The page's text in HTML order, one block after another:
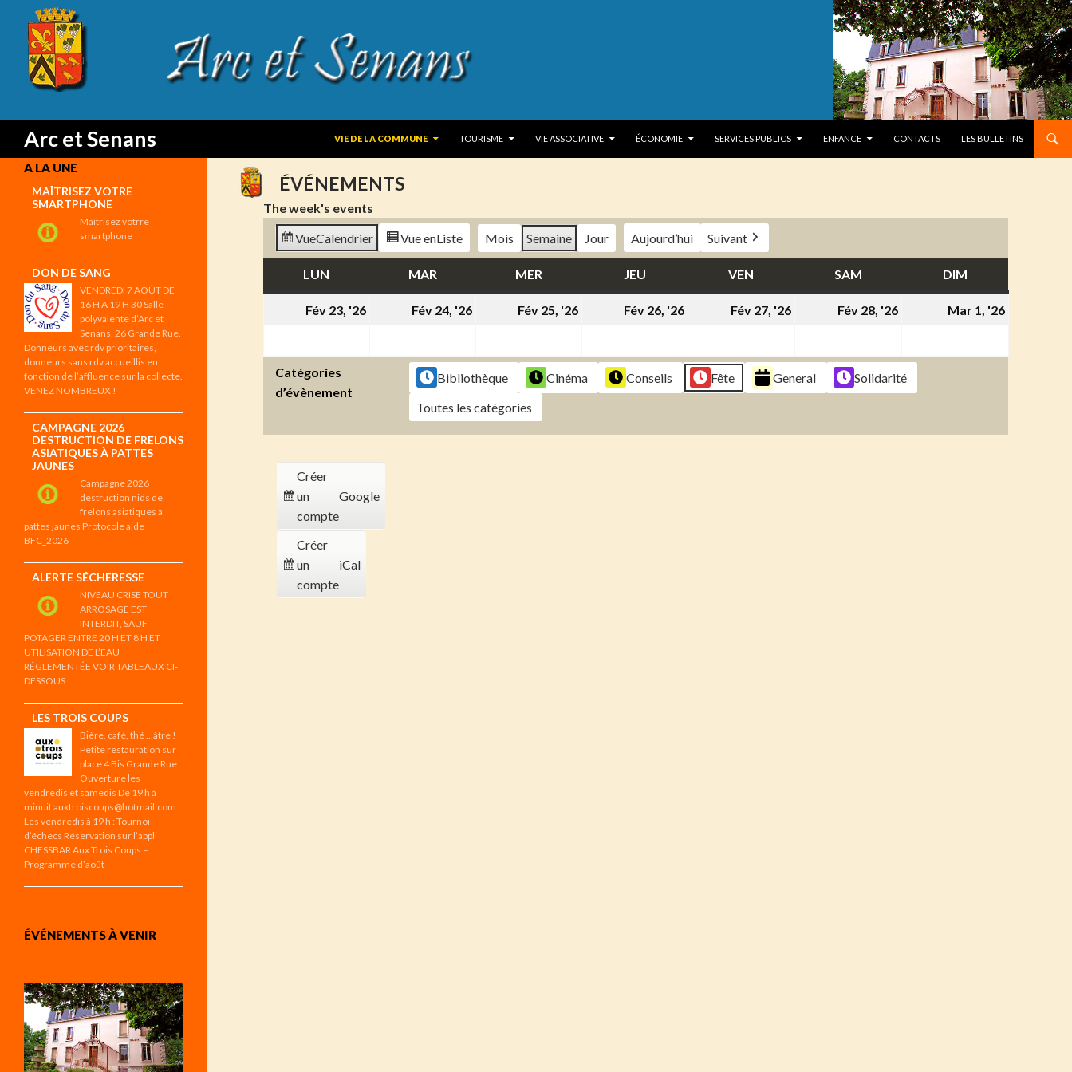
Arc et Senans
Search
VIE DE LA COMMUNE
TOURISME VIE ASSOCIATIVE ÉCONOMIE SERVICES PUBLICS ENFANCE CONTACTS LES BULLETINS
ÉVÉNEMENTS
The week's events
VueCalendrier Vue enListe Mois Semaine Jour Aujourd’hui Suivant
LUN MARMARDI MERMERCREDI JEU VEN SAM DIM
Fév 23, '26
2026
Fév 24, '26
2026
Fév 25, '26
2026
Fév 26, '26
2026
Fév 27, '26
2026
Fév 28, '26
2026
Mar 1, '26
2026
Catégories
d’évènement
Bibliothèque Cinéma Conseils Fête General
Solidarité
Toutes les catégories
Créer
un
compte
Google
Créer
un
compte
iCal
A LA UNE
MAÎTRISEZ VOTRE
SMARTPHONE
Maîtrisez votrre
smartphone
DON DE SANG
VENDREDI 7 AOÛT DE
16 H A 19 H 30 Salle
polyvalente d’Arc et
Senans, 26 Grande Rue.
Donneurs avec rdv prioritaires,
donneurs sans rdv accueillis en
fonction de l’affluence sur la collecte.
VENEZ NOMBREUX !
CAMPAGNE 2026
DESTRUCTION DE FRELONS
ASIATIQUES À PATTES
JAUNES
Campagne 2026
destruction nids de
frelons asiatiques à
pattes jaunes Protocole aide
BFC_2026
ALERTE SÉCHERESSE
NIVEAU CRISE TOUT
ARROSAGE EST
INTERDIT, SAUF
POTAGER ENTRE 20 H ET 8 H ET
UTILISATION DE L’EAU
RÉGLEMENTÉE VOIR TABLEAUX CI-
DESSOUS
LES TROIS COUPS
Bière, café, thé …âtre !
Petite restauration sur
place 4 Bis Grande Rue
Ouverture les
vendredis et samedis De 19 h à
minuit auxtroiscoups@hotmail.com
Les vendredis à 19 h : Tournoi
d’échecs Réservation sur l’appli
CHESSBAR Aux Trois Coups –
Programme d’août
ÉVÉNEMENTS À VENIR